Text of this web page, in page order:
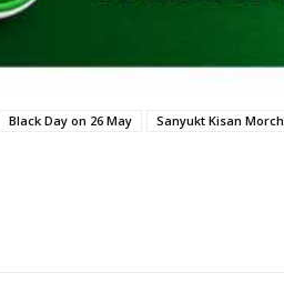
Black Day on 26 May Sanyukt Kisan Morch